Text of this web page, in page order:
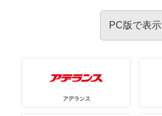
PC版で表示